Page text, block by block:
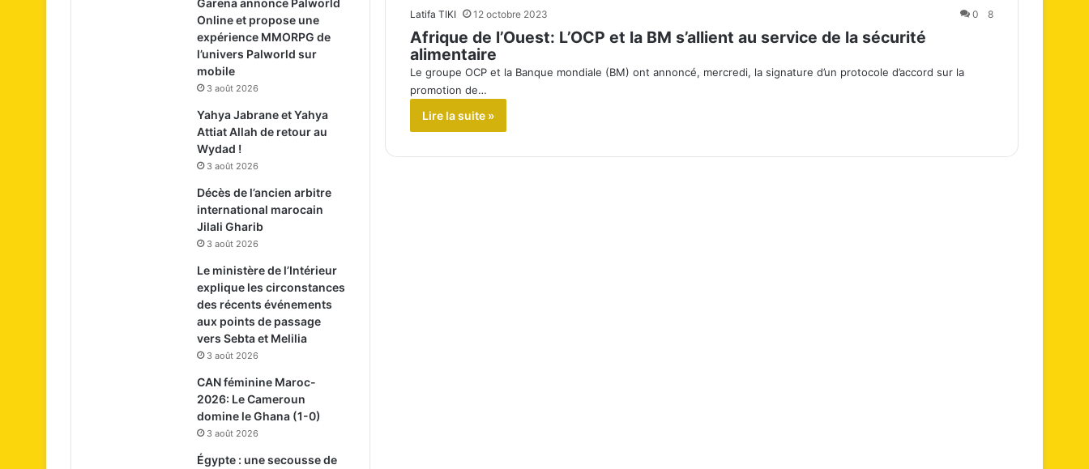
Latifa TIKI 12 octobre 2023 0 8
Afrique de l’Ouest: L’OCP et la BM s’allient au service de la sécurité
alimentaire
Le groupe OCP et la Banque mondiale (BM) ont annoncé, mercredi, la signature d’un protocole d’accord sur la
promotion de…
Lire la suite »
Garena annonce Palworld
Online et propose une
expérience MMORPG de
l’univers Palworld sur
mobile
3 août 2026
Yahya Jabrane et Yahya
Attiat Allah de retour au
Wydad !
3 août 2026
Décès de l’ancien arbitre
international marocain
Jilali Gharib
3 août 2026
Le ministère de l’Intérieur
explique les circonstances
des récents événements
aux points de passage
vers Sebta et Melilia
3 août 2026
CAN féminine Maroc-
2026: Le Cameroun
domine le Ghana (1-0)
3 août 2026
Égypte : une secousse de